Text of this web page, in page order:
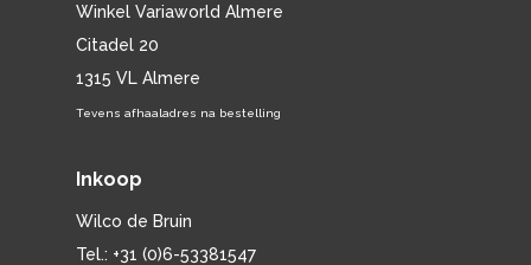
Winkel Variaworld Almere
Citadel 20
1315 VL Almere
Tevens afhaaladres na bestelling
Inkoop
Wilco de Bruin
Tel.: +31 (0)6-53381547